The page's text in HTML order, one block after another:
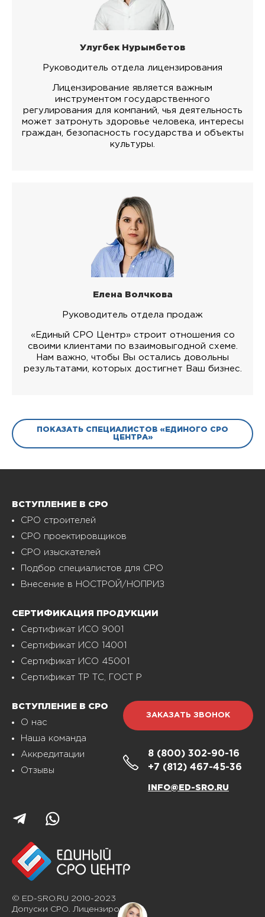
Улугбек Нурымбетов
Руководитель отдела лицензирования
Лицензирование является важным
инструментом государственного
регулирования для компаний, чья деятельность
может затронуть здоровье человека, интересы
граждан, безопасность государства и объекты
культуры.
Елена Волчкова
Руководитель отдела продаж
«Единый СРО Центр» строит отношения со
своими клиентами по взаимовыгодной схеме.
Нам важно, чтобы Вы остались довольны
результатами, которых достигнет Ваш бизнес.
ПОКАЗАТЬ СПЕЦИАЛИСТОВ «ЕДИНОГО СРО
ЦЕНТРА»
ВСТУПЛЕНИЕ В СРО
СРО строителей
СРО проектировщиков
СРО изыскателей
Подбор специалистов для СРО
Внесение в НОСТРОЙ/НОПРИЗ
СЕРТИФИКАЦИЯ ПРОДУКЦИИ
Сертификат ИСО 9001
Сертификат ИСО 14001
Сертификат ИСО 45001
Сертификат ТР ТС, ГОСТ Р
ВСТУПЛЕНИЕ В СРО
О нас
Наша команда
Аккредитации
Отзывы
ЗАКАЗАТЬ ЗВОНОК
8 (800) 302-90-16
+7 (812) 467-45-36
INFO@ED-SRO.RU
© ED-SRO.RU 2010-2023
Допуски СРО. Лицензирование.